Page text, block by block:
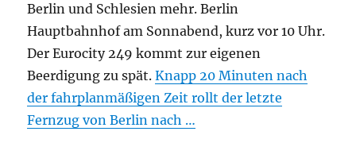
Berlin und Schlesien mehr. Berlin
Hauptbahnhof am Sonnabend, kurz vor 10 Uhr.
Der Eurocity 249 kommt zur eigenen
Beerdigung zu spät.Knapp 20 Minuten nach
der fahrplanmäßigen Zeit rollt der letzte
Fernzug von Berlin nach …